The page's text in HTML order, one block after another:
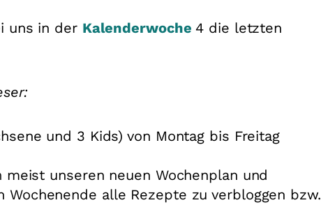
uns in der Kalenderwoche 4 die letzten
und 3 Kids) von Montag bis Freitag
unseren neuen Wochenplan und
Wochenende alle Rezepte zu verbloggen bzw.